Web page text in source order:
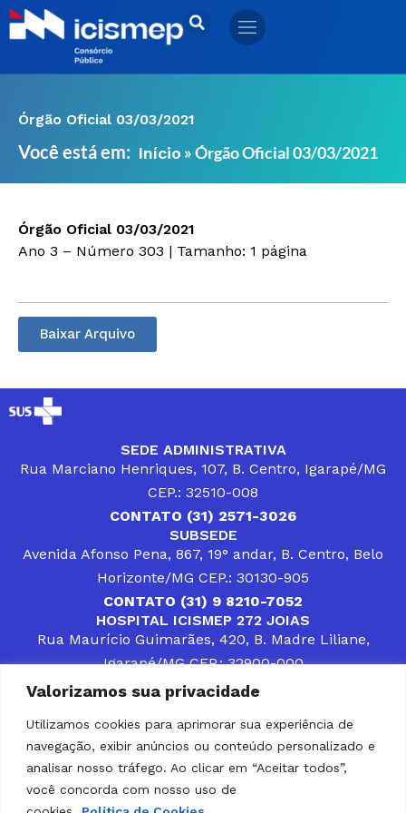
Valorizamos sua privacidade
Utilizamos cookies para aprimorar sua experiência de
navegação, exibir anúncios ou conteúdo personalizado e
analisar nosso tráfego. Ao clicar em “Aceitar todos”,
você concorda com nosso uso de
Ir
para
Órgão Oficial 03/03/2021
Você está em: Início »Órgão Oficial 03/03/2021
Órgão Oficial 03/03/2021
Ano 3 – Número 303 | Tamanho: 1 página
Baixar Arquivo
SEDE ADMINISTRATIVA
Rua Marciano Henriques, 107, B. Centro, Igarapé/MG
CEP.: 32510-008
CONTATO (31) 2571-3026
SUBSEDE
Avenida Afonso Pena, 867, 19° andar, B. Centro, Belo
Horizonte/MG CEP.: 30130-905
CONTATO (31) 9 8210-7052
HOSPITAL ICISMEP 272 JOIAS
Rua Maurício Guimarães, 420, B. Madre Liliane,
Igarapé/MG CEP.: 32900-000
CONTATOS (31) 3512-4400 ou (31) 9 8309-8660
DESENVOLVER SOLUÇÕES, AÇÕES E SERVIÇOS
PÚBLICOS QUE COMPLEMENTEM A ASSISTÊNCIA À
POPULAÇÃO DA REGIÃO EM QUE ATUA, SENDO
PARCEIRO DOS MUNICÍPIOS CONSORCIADOS NA
SOLUÇÃO DE DIFICULDADES ENFRENTADAS POR
GESTORES MUNICIPAIS, É O COMPROMISSO DO
ICISMEP.